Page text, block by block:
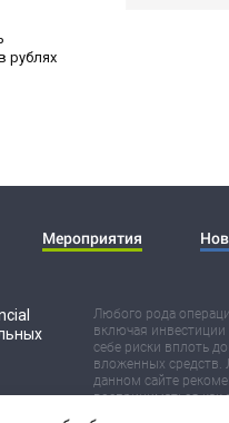
рублях
Мероприятия
Любого рода
включая
себе риски вплоть
вложенных средств.
данном сайте
восприниматься как